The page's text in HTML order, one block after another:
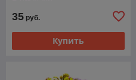
35 руб.
Купить